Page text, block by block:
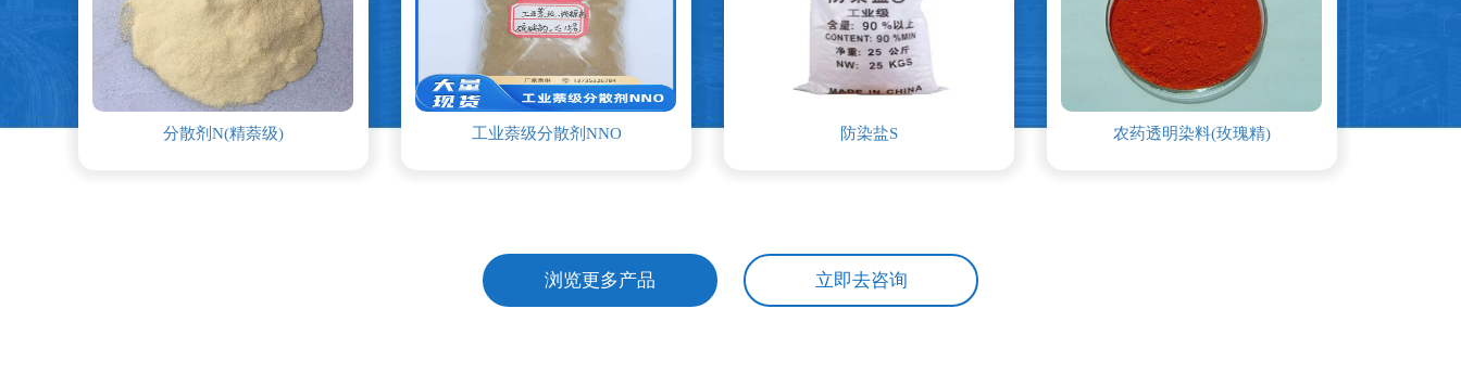
剂N(精萘级) 工业萘级分散剂NNO 防染盐S 农药透明染料(玫瑰精) 分散
浏览更多产品 立即去咨询